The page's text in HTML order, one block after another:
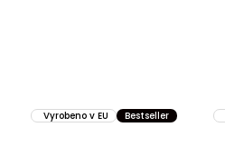
Vyrobeno v EU Bestseller